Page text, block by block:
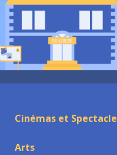
Cinémas et Spectacle
Arts